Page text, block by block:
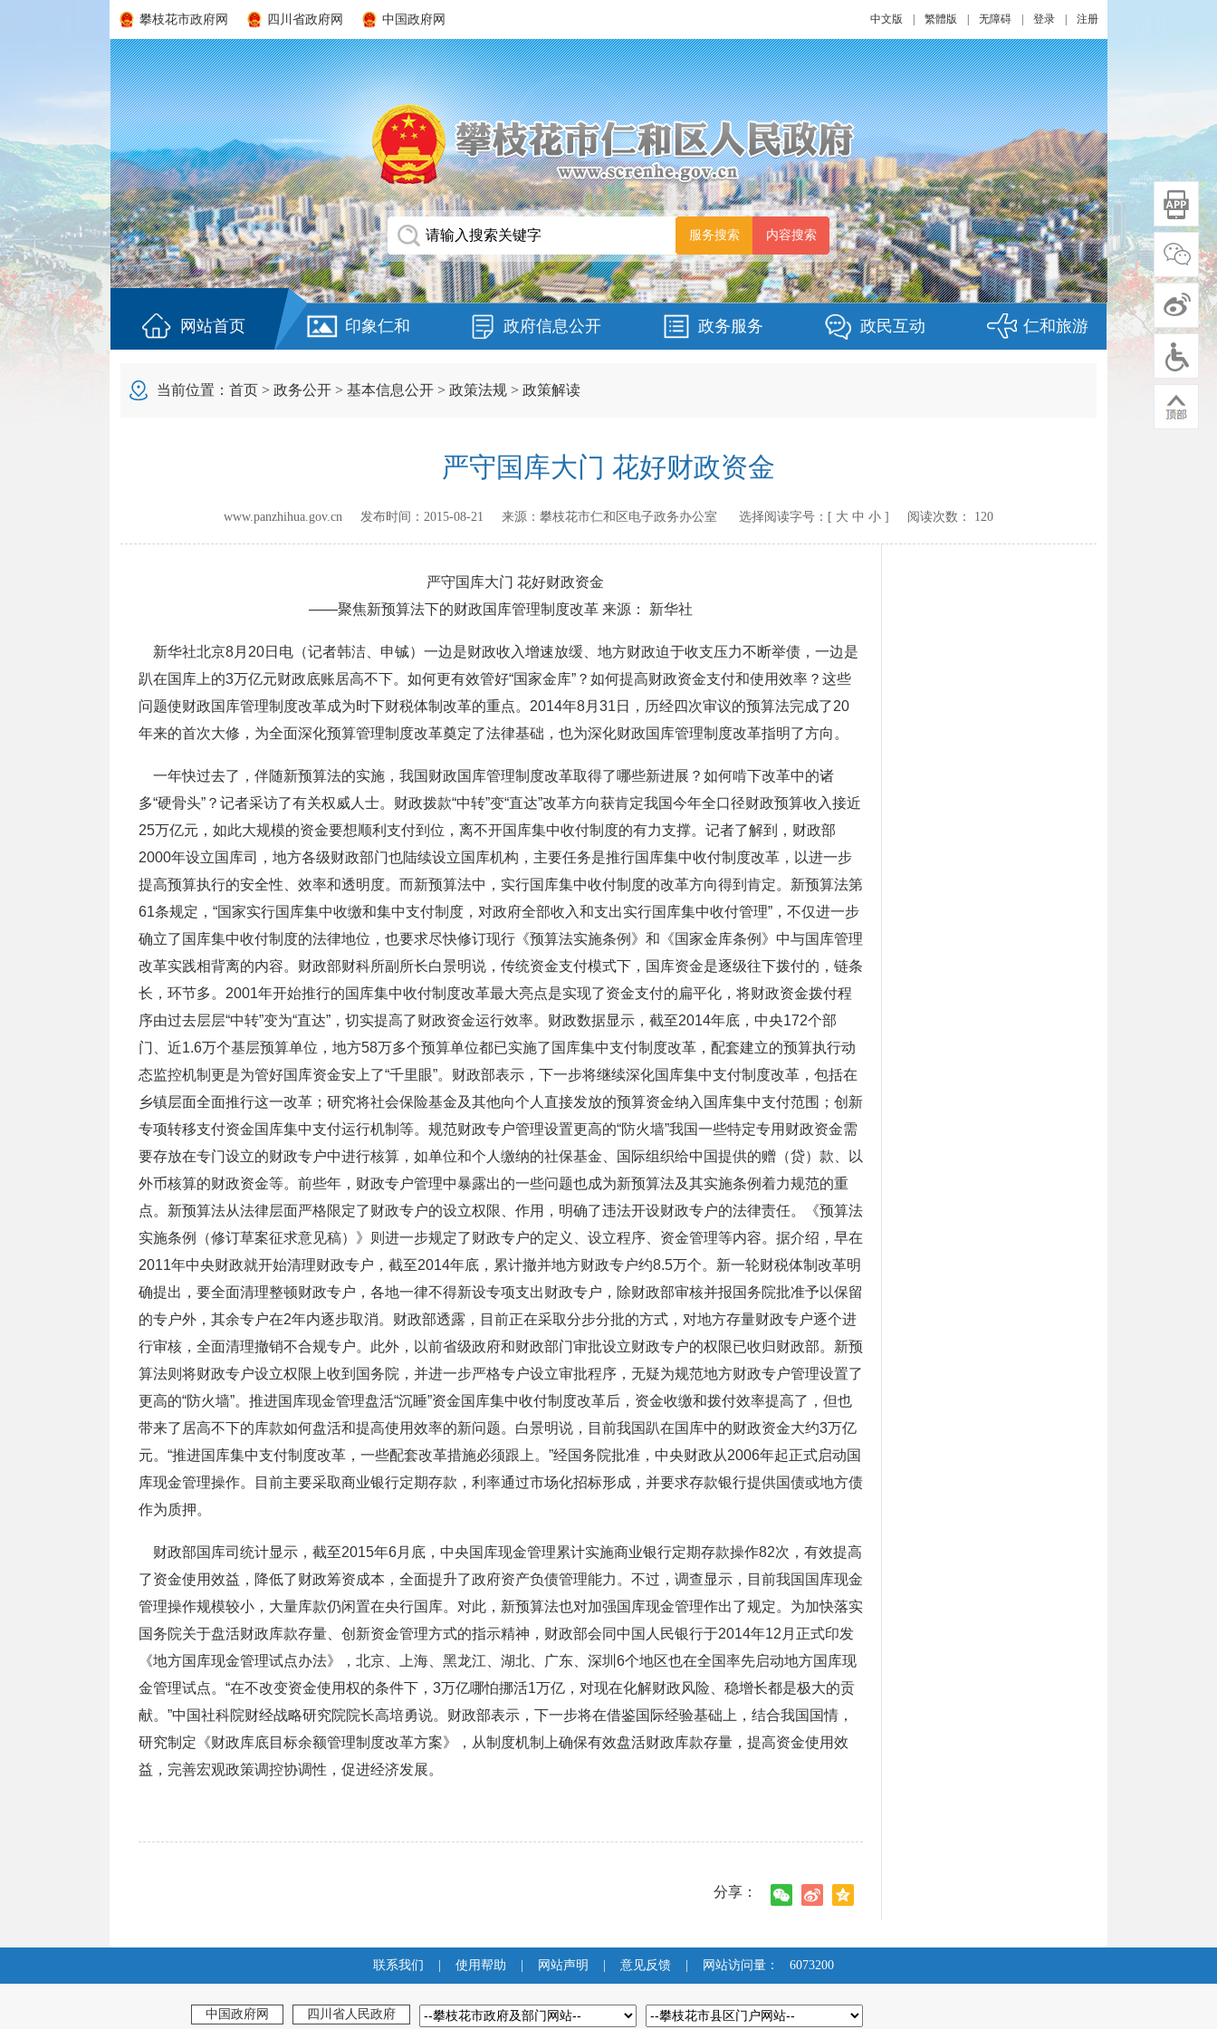
攀枝花市政府网 四川省政府网 中国政府网 中文版 繁體版 无障碍 登录 注册
网站首页 印象仁和 政府信息公开 政务服务 政民互动 仁和旅游
当前位置： 首页 > 政务公开 > 基本信息公开 > 政策法规 > 政策解读
严守国库大门 花好财政资金
www.panzhihua.gov.cn 发布时间： 2015-08-21 来源： 攀枝花市仁和区电子政务办公室 选择阅读字号：[ 大 中 小 ] 阅读次数： 120
严守国库大门 花好财政资金
——聚焦新预算法下的财政国库管理制度改革 来源： 新华社
新华社北京8月20日电（记者韩洁、申铖）一边是财政收入增速放缓、地方财政迫于收支压力不断举债，一边是
趴在国库上的3万亿元财政底账居高不下。如何更有效管好“国家金库”？如何提高财政资金支付和使用效率？这些
问题使财政国库管理制度改革成为时下财税体制改革的重点。2014年8月31日，历经四次审议的预算法完成了20
年来的首次大修，为全面深化预算管理制度改革奠定了法律基础，也为深化财政国库管理制度改革指明了方向。
一年快过去了，伴随新预算法的实施，我国财政国库管理制度改革取得了哪些新进展？如何啃下改革中的诸
多“硬骨头”？记者采访了有关权威人士。财政拨款“中转”变“直达”改革方向获肯定我国今年全口径财政预算收入接近
25万亿元，如此大规模的资金要想顺利支付到位，离不开国库集中收付制度的有力支撑。记者了解到，财政部
2000年设立国库司，地方各级财政部门也陆续设立国库机构，主要任务是推行国库集中收付制度改革，以进一步
提高预算执行的安全性、效率和透明度。而新预算法中，实行国库集中收付制度的改革方向得到肯定。新预算法第
61条规定，“国家实行国库集中收缴和集中支付制度，对政府全部收入和支出实行国库集中收付管理”，不仅进一步
确立了国库集中收付制度的法律地位，也要求尽快修订现行《预算法实施条例》和《国家金库条例》中与国库管理
改革实践相背离的内容。财政部财科所副所长白景明说，传统资金支付模式下，国库资金是逐级往下拨付的，链条
长，环节多。2001年开始推行的国库集中收付制度改革最大亮点是实现了资金支付的扁平化，将财政资金拨付程
序由过去层层“中转”变为“直达”，切实提高了财政资金运行效率。财政数据显示，截至2014年底，中央172个部
门、近1.6万个基层预算单位，地方58万多个预算单位都已实施了国库集中支付制度改革，配套建立的预算执行动
态监控机制更是为管好国库资金安上了“千里眼”。财政部表示，下一步将继续深化国库集中支付制度改革，包括在
乡镇层面全面推行这一改革；研究将社会保险基金及其他向个人直接发放的预算资金纳入国库集中支付范围；创新
专项转移支付资金国库集中支付运行机制等。规范财政专户管理设置更高的“防火墙”我国一些特定专用财政资金需
要存放在专门设立的财政专户中进行核算，如单位和个人缴纳的社保基金、国际组织给中国提供的赠（贷）款、以
外币核算的财政资金等。前些年，财政专户管理中暴露出的一些问题也成为新预算法及其实施条例着力规范的重
点。新预算法从法律层面严格限定了财政专户的设立权限、作用，明确了违法开设财政专户的法律责任。《预算法
实施条例（修订草案征求意见稿）》则进一步规定了财政专户的定义、设立程序、资金管理等内容。据介绍，早在
2011年中央财政就开始清理财政专户，截至2014年底，累计撤并地方财政专户约8.5万个。新一轮财税体制改革明
确提出，要全面清理整顿财政专户，各地一律不得新设专项支出财政专户，除财政部审核并报国务院批准予以保留
的专户外，其余专户在2年内逐步取消。财政部透露，目前正在采取分步分批的方式，对地方存量财政专户逐个进
行审核，全面清理撤销不合规专户。此外，以前省级政府和财政部门审批设立财政专户的权限已收归财政部。新预
算法则将财政专户设立权限上收到国务院，并进一步严格专户设立审批程序，无疑为规范地方财政专户管理设置了
更高的“防火墙”。推进国库现金管理盘活“沉睡”资金国库集中收付制度改革后，资金收缴和拨付效率提高了，但也
带来了居高不下的库款如何盘活和提高使用效率的新问题。白景明说，目前我国趴在国库中的财政资金大约3万亿
元。“推进国库集中支付制度改革，一些配套改革措施必须跟上。”经国务院批准，中央财政从2006年起正式启动国
库现金管理操作。目前主要采取商业银行定期存款，利率通过市场化招标形成，并要求存款银行提供国债或地方债
作为质押。
财政部国库司统计显示，截至2015年6月底，中央国库现金管理累计实施商业银行定期存款操作82次，有效提高
了资金使用效益，降低了财政筹资成本，全面提升了政府资产负债管理能力。不过，调查显示，目前我国国库现金
管理操作规模较小，大量库款仍闲置在央行国库。对此，新预算法也对加强国库现金管理作出了规定。为加快落实
国务院关于盘活财政库款存量、创新资金管理方式的指示精神，财政部会同中国人民银行于2014年12月正式印发
《地方国库现金管理试点办法》，北京、上海、黑龙江、湖北、广东、深圳6个地区也在全国率先启动地方国库现
金管理试点。“在不改变资金使用权的条件下，3万亿哪怕挪活1万亿，对现在化解财政风险、稳增长都是极大的贡
献。”中国社科院财经战略研究院院长高培勇说。财政部表示，下一步将在借鉴国际经验基础上，结合我国国情，
研究制定《财政库底目标余额管理制度改革方案》，从制度机制上确保有效盘活财政库款存量，提高资金使用效
益，完善宏观政策调控协调性，促进经济发展。
分享：
联系我们 使用帮助 网站声明 意见反馈 网站访问量： 6073200
中国政府网 四川省人民政府